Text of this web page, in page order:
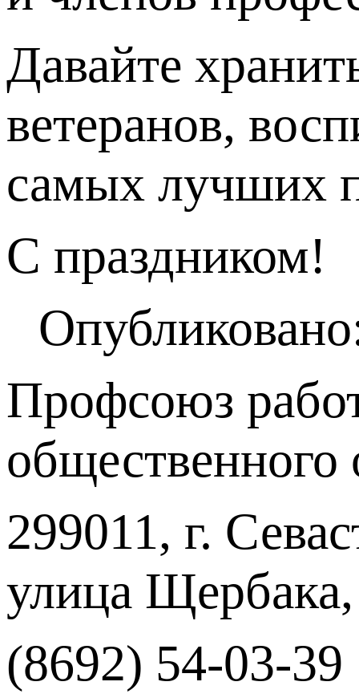
Давайте
ветеранов,
самых лучших
С праздником!
Профсоюз
299011, г.
улица
(8692) 54-03-39